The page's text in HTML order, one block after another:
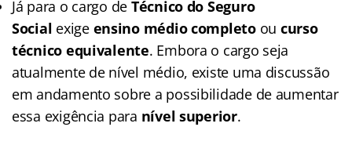
Já para o cargo de Técnico do Seguro
Social exige ensino médio completoou curso
técnico equivalente. Embora o cargo seja
atualmente de nível médio, existe uma discussão
em andamento sobre a possibilidade de aumentar
essa exigência para nível superior.